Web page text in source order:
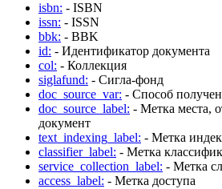
isbn: - ISBN
issn: - ISSN
bbk: - BBK
id: - Идентификатор документа
col: - Коллекция
siglafund: - Сигла-фонд
doc_source_var: - Способ
doc_source_label: - Метка места,
документ
text_indexing_label: - Метка
classifier_label: - Метка
service_collection_label: - Метка
access_label: - Метка доступа